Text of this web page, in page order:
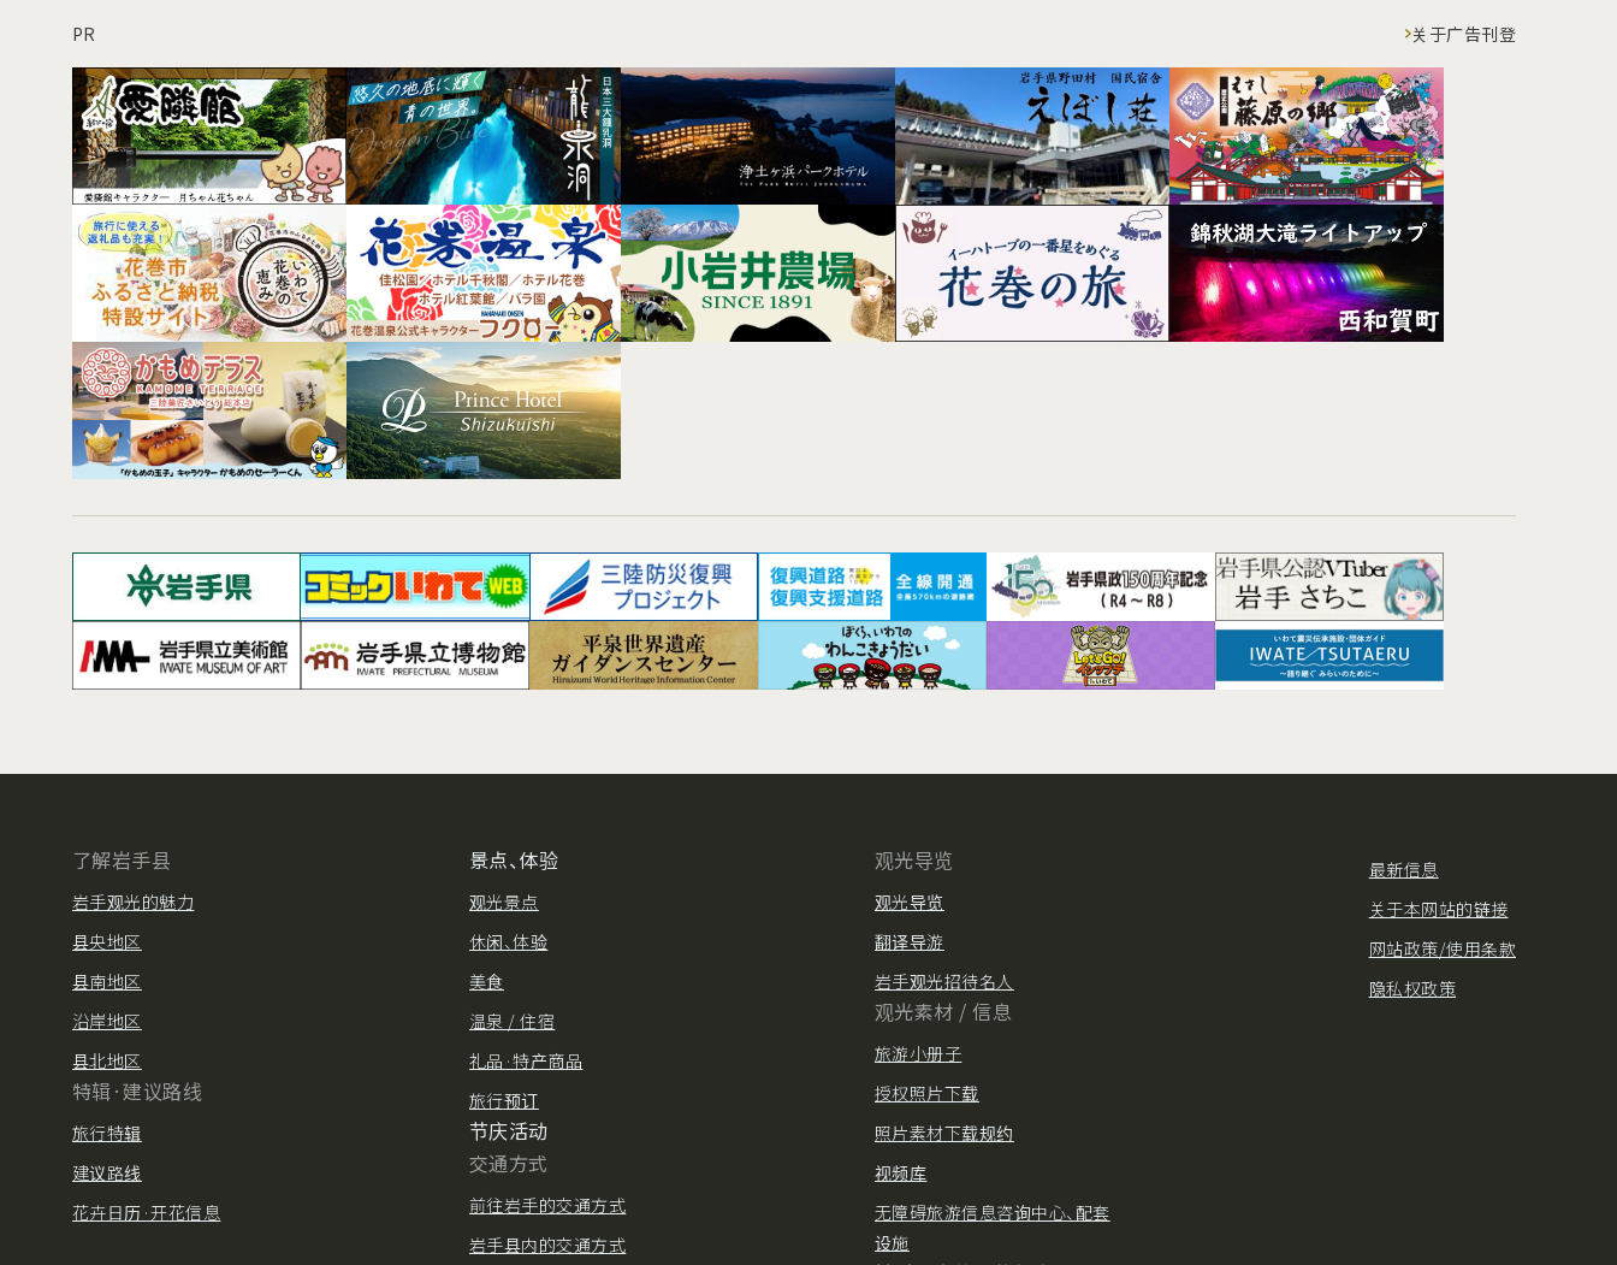
PR 关于广告刊登
了解岩手县
岩手观光的魅力
县央地区
县南地区
沿岸地区
县北地区
特辑·建议路线
旅行特辑
建议路线
花卉日历·开花信息
景点、体验
观光景点
休闲、体验
美食
温泉 / 住宿
礼品·特产商品
旅行预订
节庆活动
交通方式
前往岩手的交通方式
岩手县内的交通方式
观光导览
观光导览
翻译导游
岩手观光招待名人
观光素材 / 信息
旅游小册子
授权照片下载
照片素材下载规约
视频库
无障碍旅游信息咨询中心、配套
设施
最新信息
关于本网站的链接
网站政策/使用条款
隐私权政策